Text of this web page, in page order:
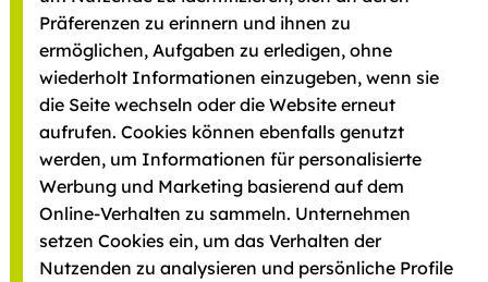
Präferenzen zu erinnern und ihnen zu
ermöglichen, Aufgaben zu erledigen, ohne
wiederholt Informationen einzugeben, wenn sie
die Seite wechseln oder die Website erneut
aufrufen. Cookies können ebenfalls genutzt
werden, um Informationen für personalisierte
Werbung und Marketing basierend auf dem
Online-Verhalten zu sammeln. Unternehmen
setzen Cookies ein, um das Verhalten der
Nutzenden zu analysieren und persönliche Profile